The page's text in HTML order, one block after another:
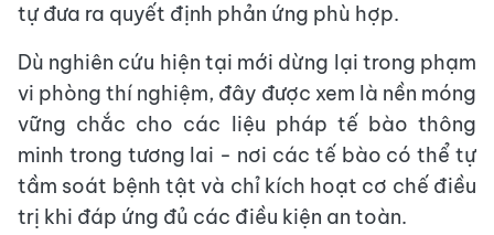
tự đưa ra quyết định phản ứng phù hợp.
Dù nghiên cứu hiện tại mới dừng lại trong phạm
vi phòng thí nghiệm, đây được xem là nền móng
vững chắc cho các liệu pháp tế bào thông
minh trong tương lai - nơi các tế bào có thể tự
tầm soát bệnh tật và chỉ kích hoạt cơ chế điều
trị khi đáp ứng đủ các điều kiện an toàn.